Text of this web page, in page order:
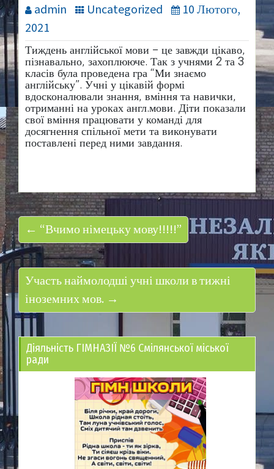
admin Uncategorized
10 Лютого,
2021
Тиждень англійської мови – це завжди цікаво,
пізнавально, захоплююче. Так з учнями 2 та 3
класів була проведена гра “Ми знаємо
англійську”. Учні у цікавій формі
вдосконалювали знання, вміння та навички,
отриманні на уроках англ.мови. Діти показали
свої вміння працювати у команді для
досягнення спільної мети та виконувати
поставлені перед ними завдання.
← “Вчимо німецьку мову!!!!!”
Участь наймолодші учні школи в тижні
іноземних мов. →
Діяльність ГІМНАЗІЇ №6 Смілянської міської
ради